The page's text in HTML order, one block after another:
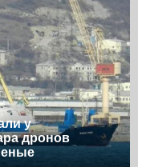
у
дронов